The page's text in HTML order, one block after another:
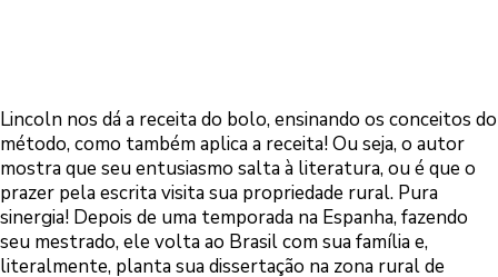
Lincoln nos dá a receita do bolo, ensinando os conceitos do
método, como também aplica a receita! Ou seja, o autor
mostra que seu entusiasmo salta à literatura, ou é que o
prazer pela escrita visita sua propriedade rural. Pura
sinergia! Depois de uma temporada na Espanha, fazendo
seu mestrado, ele volta ao Brasil com sua família e,
literalmente, planta sua dissertação na zona rural de